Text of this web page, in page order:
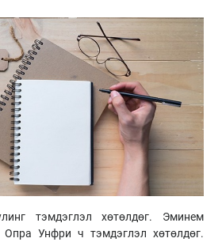
тэмдэглэл хөтөлдөг. Эминем
Опра Унфри ч тэмдэглэл хөтөлдөг.